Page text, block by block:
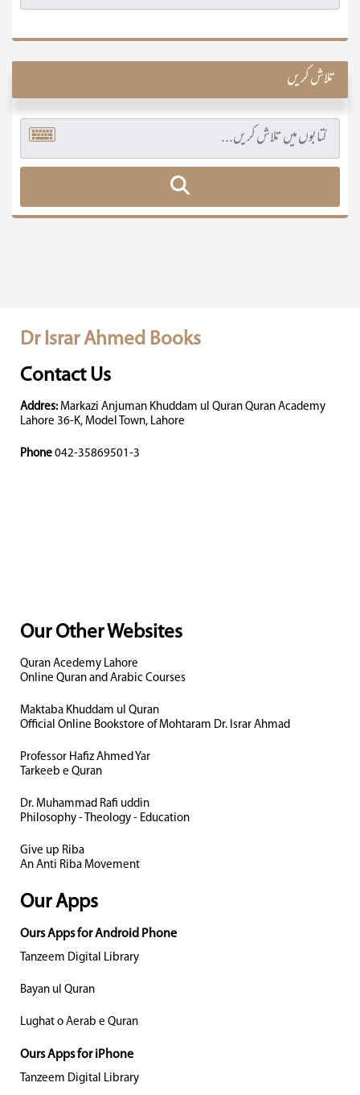
تلاش کریں
Dr Israr Ahmed Books
Contact Us
Addres: Markazi Anjuman Khuddam ul Quran Quran Academy
Lahore 36-K, Model Town, Lahore
Phone 042-35869501-3
Our Other Websites
Quran Acedemy Lahore
Online Quran and Arabic Courses
Maktaba Khuddam ul Quran
Official Online Bookstore of Mohtaram Dr. Israr Ahmad
Professor Hafiz Ahmed Yar
Tarkeeb e Quran
Dr. Muhammad Rafi uddin
Philosophy - Theology - Education
Give up Riba
An Anti Riba Movement
Our Apps
Ours Apps for Android Phone
Tanzeem Digital Library
Bayan ul Quran
Lughat o Aerab e Quran
Ours Apps for iPhone
Tanzeem Digital Library